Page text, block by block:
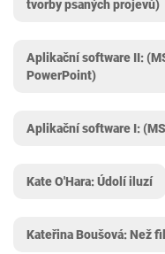
tvorby psaných projevů)
Aplikační software II:
PowerPoint)
Aplikační software I:
Kate O'Hara: Údolí iluzí
Kateřina Boušová: Než